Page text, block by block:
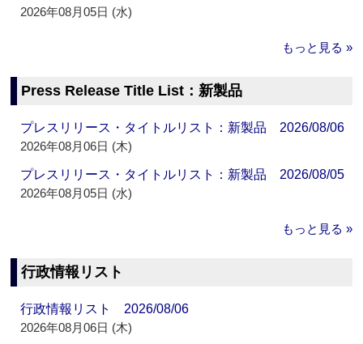
2026年08月05日 (水)
もっと見る »
Press Release Title List：新製品
プレスリリース・タイトルリスト：新製品 2026/08/06
2026年08月06日 (木)
プレスリリース・タイトルリスト：新製品 2026/08/05
2026年08月05日 (水)
もっと見る »
行政情報リスト
行政情報リスト 2026/08/06
2026年08月06日 (木)